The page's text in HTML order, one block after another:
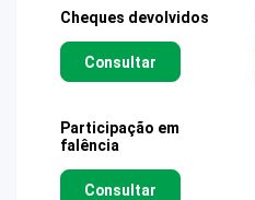
Cheques devolvidos
Consultar
Participação em
falência
Consultar